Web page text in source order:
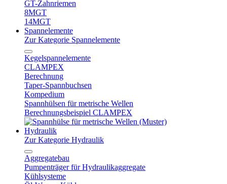
GT-Zahnriemen
8MGT
14MGT
Spannelemente
Zur Kategorie Spannelemente
Kegelspannelemente
CLAMPEX
Berechnung
Taper-Spannbuchsen
Kompedium
Spannhülsen für metrische Wellen
Berechnungsbeispiel CLAMPEX
Hydraulik
Zur Kategorie Hydraulik
Aggregatebau
Pumpenträger für Hydraulikaggregate
Kühlsysteme